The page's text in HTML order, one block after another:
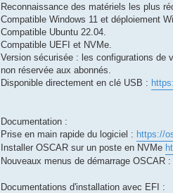
a
g
Reconnaissance des matériels les plus
Compatible Windows 11 et déploiement
Compatible Ubuntu 22.04.
Compatible UEFI et NVMe.
Version sécurisée : les configurations de
non réservée aux abonnés.
Disponible directement en clé USB :
Documentation :
Prise en main rapide du logiciel : https://
Installer OSCAR sur un poste en NVMe
Nouveaux menus de démarrage OSCAR :
Documentations d'installation avec EFI :